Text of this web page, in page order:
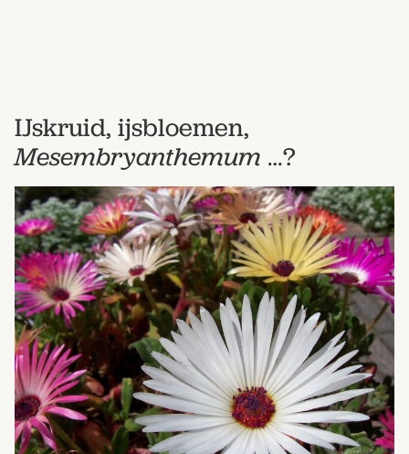
IJskruid, ijsbloemen,
Mesembryanthemum …?